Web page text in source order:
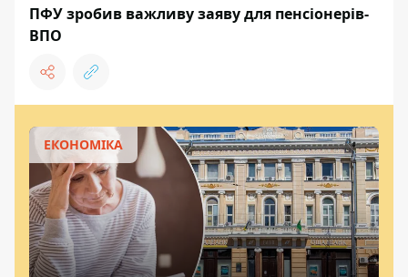
ПФУ зробив важливу заяву для пенсіонерів-
ВПО
ЕКОНОМІКА